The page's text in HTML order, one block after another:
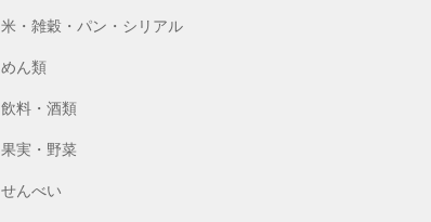
米・雑穀・パン・シリアル
めん類
飲料・酒類
果実・野菜
せんべい